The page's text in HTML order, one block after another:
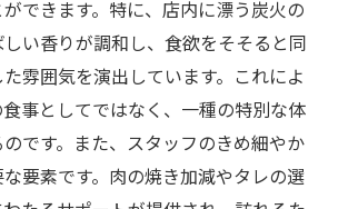
できます。特に、店内に漂う炭火の
い香りが調和し、食欲をそそると同
雰囲気を演出しています。これによ
事としてではなく、一種の特別な体
です。また、スタッフのきめ細やか
要素です。肉の焼き加減やタレの選